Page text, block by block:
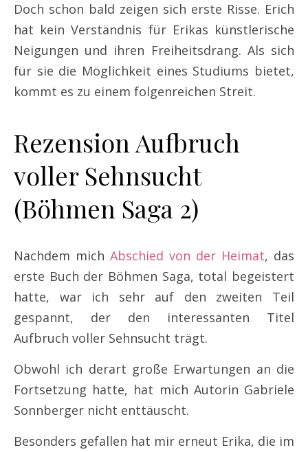
Doch schon bald zeigen sich erste Risse. Erich
hat kein Verständnis für Erikas künstlerische
Neigungen und ihren Freiheitsdrang. Als sich
für sie die Möglichkeit eines Studiums bietet,
kommt es zu einem folgenreichen Streit.
Rezension Aufbruch
voller Sehnsucht
(Böhmen Saga 2)
Nachdem mich Abschied von der Heimat, das
erste Buch der Böhmen Saga, total begeistert
hatte, war ich sehr auf den zweiten Teil
gespannt, der den interessanten Titel
Aufbruch voller Sehnsucht trägt.
Obwohl ich derart große Erwartungen an die
Fortsetzung hatte, hat mich Autorin Gabriele
Sonnberger nicht enttäuscht.
Besonders gefallen hat mir erneut Erika, die im